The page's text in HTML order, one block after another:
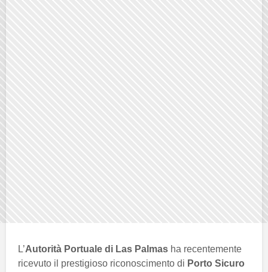
L’Autorità Portuale di Las Palmas ha recentemente
ricevuto il prestigioso riconoscimento di Porto Sicuro